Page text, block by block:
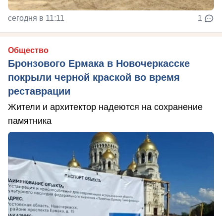
сегодня в 11:11 1
Общество
Бронзового Ермака в Новочеркасске
покрыли черной краской во время
реставрации
Жители и архитектор надеются на сохранение
памятника